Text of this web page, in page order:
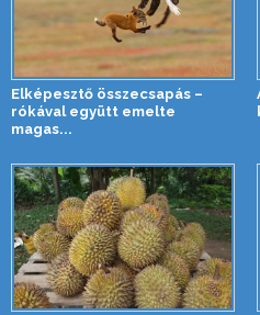
Elképesztő összecsapás –
rókával együtt emelte
magas...